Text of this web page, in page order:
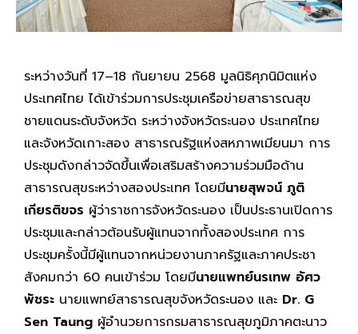
ระหว่างวันที่ 17–18 กันยายน 2568 มูลนิธิศุภนิมิตแห่ง
ประเทศไทย ได้เข้าร่วมการประชุมเครือข่ายสาธารณสุข
ชายแดนระดับจังหวัด ระหว่างจังหวัดระนอง ประเทศไทย
และจังหวัดเกาะสอง สาธารณรัฐแห่งสหภาพเมียนมา การ
ประชุมดังกล่าวจัดขึ้นเพื่อเสริมสร้างความร่วมมือด้าน
สาธารณสุขระหว่างสองประเทศ โดยมีนายสุพจน์ ภูติ
เกียรติขจร ผู้ว่าราชการจังหวัดระนอง เป็นประธานเปิดการ
ประชุมและกล่าวต้อนรับผู้แทนจากทั้งสองประเทศ การ
ประชุมครั้งนี้มีผู้แทนจากหน่วยงานภาครัฐและภาคประชา
สังคมกว่า 60 คนเข้าร่วม โดยมีนายแพทย์นรเทพ อัศว
พัชระ นายแพทย์สาธารณสุขจังหวัดระนอง และ Dr. G
Sen Taung ผู้อำนวยการกรมสาธารณสุขภูมิภาคตะนาว